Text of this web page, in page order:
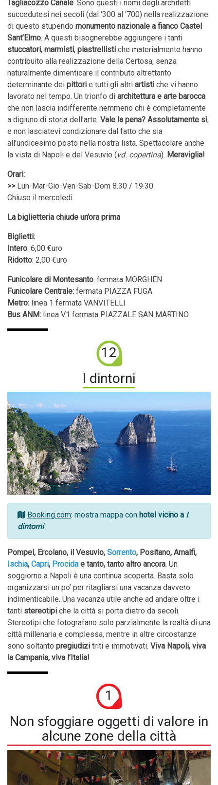
Tagliacozzo Canale. Sono questi i nomi degli architetti
succedutesi nei secoli (dal ‘300 al ‘700) nella realizzazione
di questo stupendo monumento nazionale a fianco Castel
Sant’Elmo. A questi bisognerebbe aggiungere i tanti
stuccatori, marmisti, piastrellisti che materialmente hanno
contribuito alla realizzazione della Certosa, senza
naturalmente dimenticare il contributo altrettanto
determinante dei pittori e tutti gli altri artisti che vi hanno
lavorato nel tempo. Un trionfo di architettura e arte barocca
che non lascia indifferente nemmeno chi è completamente
a digiuno di storia dell’arte. Vale la pena? Assolutamente sì,
e non lasciatevi condizionare dal fatto che sia
all’undicesimo posto nella nostra lista. Spettacolare anche
la vista di Napoli e del Vesuvio (vd. copertina). Meraviglia!
Orari:
>>Lun-Mar-Gio-Ven-Sab-Dom 8.30 / 19.30
Chiuso il mercoledì
La biglietteria chiude un’ora prima
Biglietti:
Intero: 6,00 €uro
Ridotto: 2,00 €uro
Funicolare di Montesanto: fermata MORGHEN
Funicolare Centrale: fermata PIAZZA FUGA
Metro: linea 1 fermata VANVITELLI
Bus ANM: linea V1 fermata PIAZZALE SAN MARTINO
12
I dintorni
Booking.com: mostra mappa con hotel vicino a I
dintorni
Pompei, Ercolano, il Vesuvio, Sorrento, Positano, Amalfi,
Ischia, Capri, Procida e tanto, tanto altro ancora. Un
soggiorno a Napoli è una continua scoperta. Basta solo
organizzarsi un po’ per ritagliarsi una vacanza davvero
indimenticabile. Una vacanza utile anche ad andare oltre i
tanti stereotipi che la città si porta dietro da secoli.
Stereotipi che fotografano solo parzialmente la realtà di una
città millenaria e complessa, mentre in altre circostanze
sono soltanto pregiudizi triti e immotivati. Viva Napoli, viva
la Campania, viva l’Italia!
1
Non sfoggiare oggetti di valore in
alcune zone della città